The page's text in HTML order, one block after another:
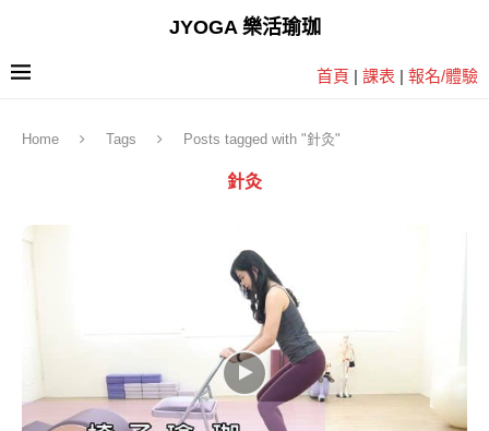
JYOGA 樂活瑜珈
首頁 | 課表 | 報名/體驗
Home Tags Posts tagged with "針灸"
針灸